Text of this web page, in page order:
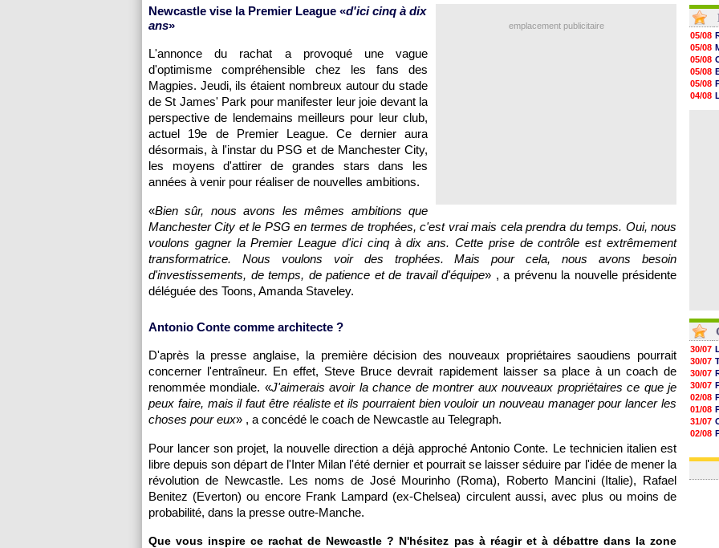
emplacement publicitaire
Newcastle vise la Premier League «d'ici cinq à dix
ans»
L'annonce du rachat a provoqué une vague
d'optimisme compréhensible chez les fans des
Magpies. Jeudi, ils étaient nombreux autour du stade
de St James' Park pour manifester leur joie devant la
perspective de lendemains meilleurs pour leur club,
actuel 19e de Premier League. Ce dernier aura
désormais, à l'instar du PSG et de Manchester City,
les moyens d'attirer de grandes stars dans les
années à venir pour réaliser de nouvelles ambitions.
«Bien sûr, nous avons les mêmes ambitions que
Manchester City et le PSG en termes de trophées, c'est vrai mais cela prendra du temps. Oui, nous
voulons gagner la Premier League d'ici cinq à dix ans. Cette prise de contrôle est extrêmement
transformatrice. Nous voulons voir des trophées. Mais pour cela, nous avons besoin
d'investissements, de temps, de patience et de travail d'équipe» , a prévenu la nouvelle présidente
déléguée des Toons, Amanda Staveley.
Antonio Conte comme architecte ?
D'après la presse anglaise, la première décision des nouveaux propriétaires saoudiens pourrait
concerner l'entraîneur. En effet, Steve Bruce devrait rapidement laisser sa place à un coach de
renommée mondiale. «J'aimerais avoir la chance de montrer aux nouveaux propriétaires ce que je
peux faire, mais il faut être réaliste et ils pourraient bien vouloir un nouveau manager pour lancer les
choses pour eux» , a concédé le coach de Newcastle au Telegraph.
Pour lancer son projet, la nouvelle direction a déjà approché Antonio Conte. Le technicien italien est
libre depuis son départ de l'Inter Milan l'été dernier et pourrait se laisser séduire par l'idée de mener la
révolution de Newcastle. Les noms de José Mourinho (Roma), Roberto Mancini (Italie), Rafael
Benitez (Everton) ou encore Frank Lampard (ex-Chelsea) circulent aussi, avec plus ou moins de
probabilité, dans la presse outre-Manche.
Que vous inspire ce rachat de Newcastle ? N'hésitez pas à réagir et à débattre dans la zone
11h19
11h07
10h53
10h36
10h13
09h51
09h32
09h11
08h57
05/08
05/08
05/08
05/08
05/08
04/08
30/07
30/07
30/07
30/07
02/08
01/08
31/07
02/08
03/08